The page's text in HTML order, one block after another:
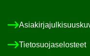
Tie­to­suo­ja­se­los­teet